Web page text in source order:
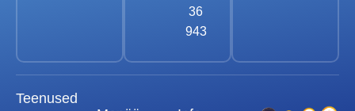
36
943
Teenused